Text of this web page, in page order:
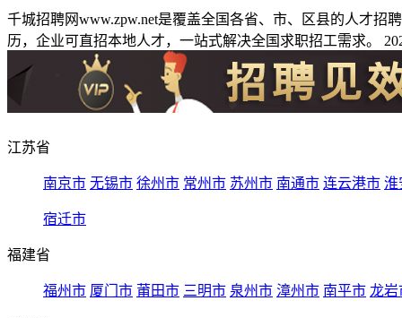
千城招聘网www.zpw.net是覆盖全国各省、市、区县的人才
历，企业可直招本地人才，一站式解决全国求职招工需求。
江苏省
南京市 无锡市 徐州市 常州市 苏州市 南通市 连云港市 淮
宿迁市
福建省
福州市 厦门市 莆田市 三明市 泉州市 漳州市 南平市 龙岩